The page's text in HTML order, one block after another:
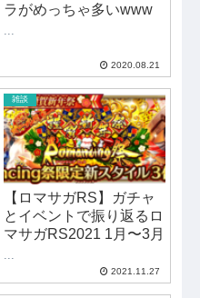
ラがめっちゃ多いwww
2020.08.21
雑談
【ロマサガRS】ガチャ
とイベントで振り返るロ
マサガRS2021 1月〜3月
2021.11.27